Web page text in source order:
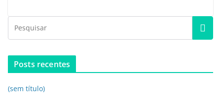
Posts recentes
(sem título)